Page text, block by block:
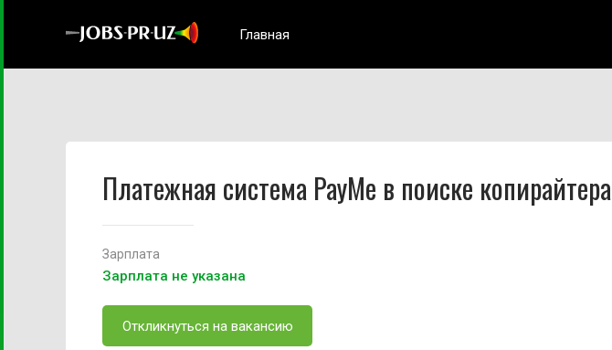
Главная
Платежная система PayMe в поиске копирайтера
Зарплата
Зарплата не указана
Откликнуться на вакансию